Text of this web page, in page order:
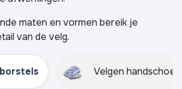
maten en vormen bereik je
van de velg.
Velgen